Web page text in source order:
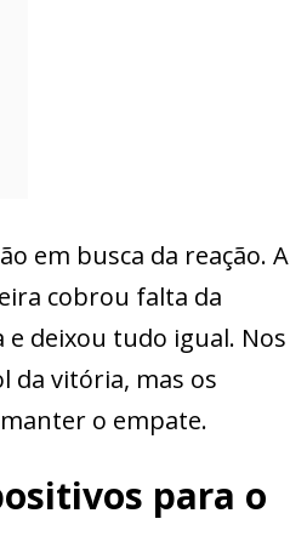
em busca da reação. A
cobrou falta da
deixou tudo igual. Nos
da vitória, mas os
o empate.
para o